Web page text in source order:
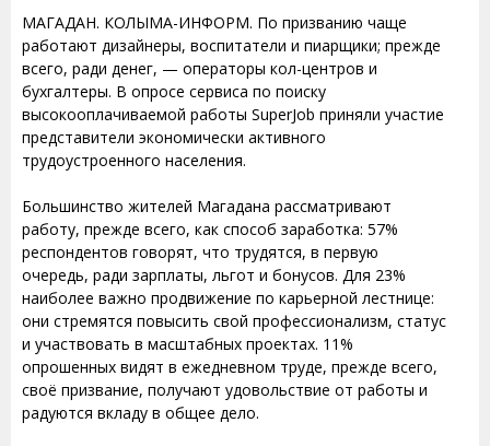
МАГАДАН. КОЛЫМА-ИНФОРМ. По призванию чаще
работают дизайнеры, воспитатели и пиарщики; прежде
всего, ради денег, — операторы кол-центров и
бухгалтеры. В опросе сервиса по поиску
высокооплачиваемой работы SuperJob приняли участие
представители экономически активного
трудоустроенного населения.
Большинство жителей Магадана рассматривают
работу, прежде всего, как способ заработка: 57%
респондентов говорят, что трудятся, в первую
очередь, ради зарплаты, льгот и бонусов. Для 23%
наиболее важно продвижение по карьерной лестнице:
они стремятся повысить свой профессионализм, статус
и участвовать в масштабных проектах. 11%
опрошенных видят в ежедневном труде, прежде всего,
своё призвание, получают удовольствие от работы и
радуются вкладу в общее дело.